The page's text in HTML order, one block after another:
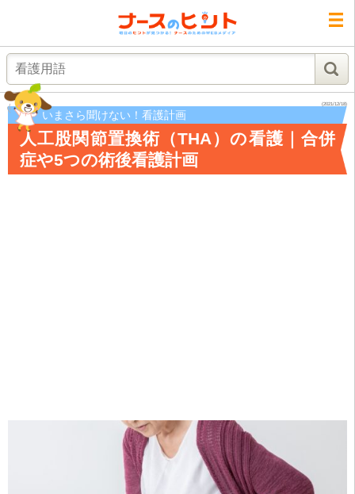
(2021/12/18)
いまさら聞けない！看護計画
人工股関節置換術（THA）の看護｜合併
症や5つの術後看護計画